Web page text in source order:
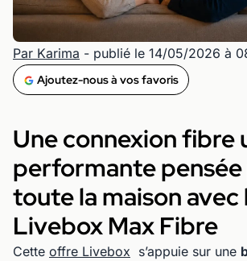
Par Karima - publié le 14/05/2026 à
Ajoutez-nous à vos favoris
Une connexion fibre
performante
toute la maison avec
Livebox Max Fibre
Cette offre Livebox s’appuie sur une